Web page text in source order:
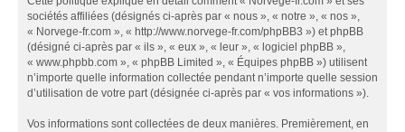
sociétés affiliées (désignés ci-après par « nous », « notre », « nos »,
« Norvege-fr.com », « http://www.norvege-fr.com/phpBB3 ») et phpBB
(désigné ci-après par « ils », « eux », « leur », « logiciel phpBB »,
« www.phpbb.com », « phpBB Limited », « Équipes phpBB ») utilisent
n’importe quelle information collectée pendant n’importe quelle session
d’utilisation de votre part (désignée ci-après par « vos informations »).
Vos informations sont collectées de deux manières. Premièrement, en